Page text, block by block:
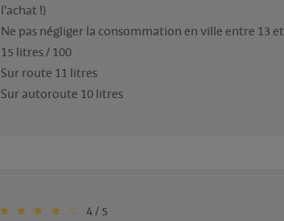
l'achat !)
Ne pas négliger la consommation en ville entre 13 et
15 litres / 100
Sur route 11 litres
Sur autoroute 10 litres
4 / 5